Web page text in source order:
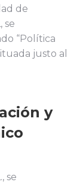
de
se
“Política
justo al
y
se